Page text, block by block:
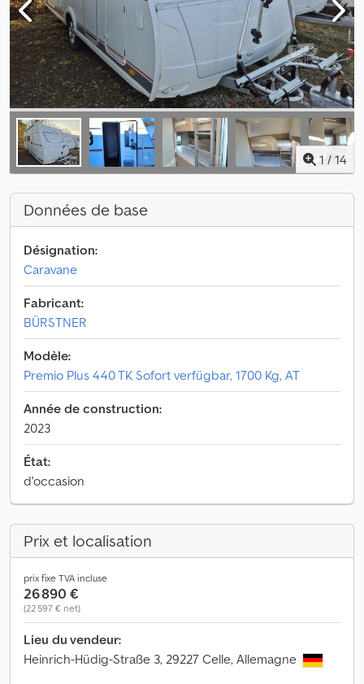
1 / 14
Données de base
Désignation:
Caravane
Fabricant:
BÜRSTNER
Modèle:
Premio Plus 440 TK Sofort verfügbar, 1700 Kg, AT
Année de construction:
2023
État:
d'occasion
Prix et localisation
prix fixe TVA incluse
26 890 €
(22 597 € net)
Lieu du vendeur:
Heinrich-Hüdig-Straße 3, 29227 Celle, Allemagne